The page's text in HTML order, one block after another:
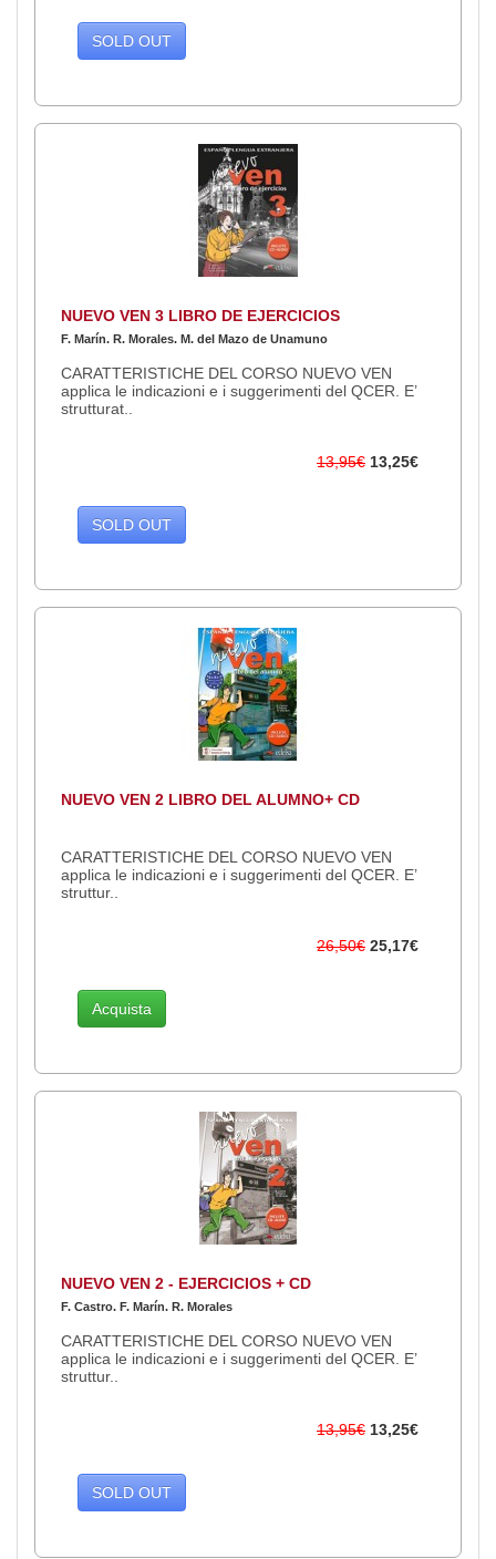
SOLD OUT
NUEVO VEN 3 LIBRO DE EJERCICIOS
F. Marín. R. Morales. M. del Mazo de Unamuno
CARATTERISTICHE DEL CORSO NUEVO VEN
applica le indicazioni e i suggerimenti del QCER. E’
strutturat..
13,95€ 13,25€
SOLD OUT
NUEVO VEN 2 LIBRO DEL ALUMNO+ CD
CARATTERISTICHE DEL CORSO NUEVO VEN
applica le indicazioni e i suggerimenti del QCER. E’
struttur..
26,50€ 25,17€
Acquista
NUEVO VEN 2 - EJERCICIOS + CD
F. Castro. F. Marín. R. Morales
CARATTERISTICHE DEL CORSO NUEVO VEN
applica le indicazioni e i suggerimenti del QCER. E’
struttur..
13,95€ 13,25€
SOLD OUT